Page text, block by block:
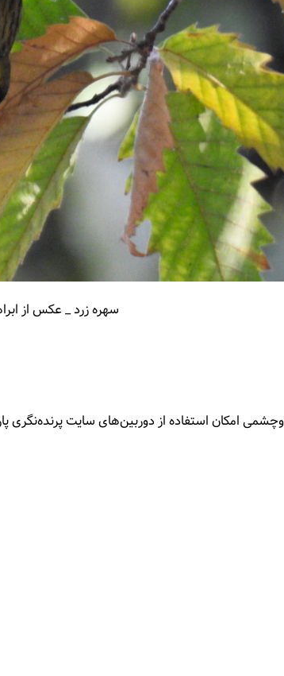
سهره زرد _ عکس از
امکان استفاده از دوربین‌های سایت پرنده‌نگری